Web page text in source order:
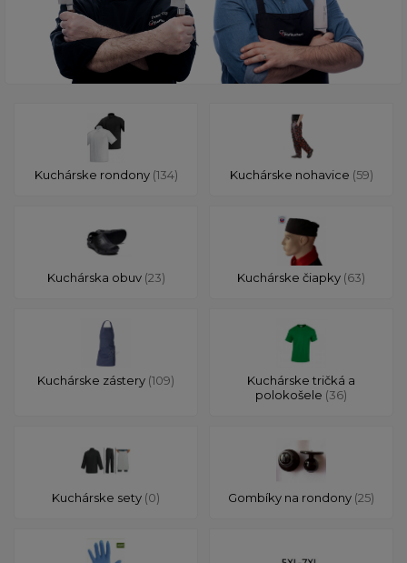
Kuchárske rondony (134) Kuchárske nohavice (59)
Kuchárska obuv (23) Kuchárske čiapky (63)
Kuchárske zástery (109)
Kuchárske tričká a
polokošele (36)
Kuchárske sety (0) Gombíky na rondony (25)